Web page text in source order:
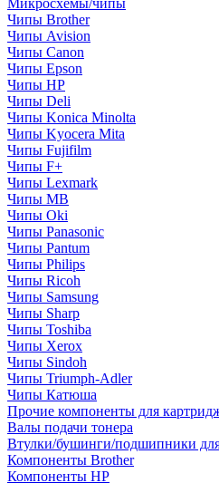
Микросхемы/чипы
Чипы Brother
Чипы Avision
Чипы Canon
Чипы Epson
Чипы HP
Чипы Deli
Чипы Konica Minolta
Чипы Kyocera Mita
Чипы Fujifilm
Чипы F+
Чипы Lexmark
Чипы MB
Чипы Oki
Чипы Panasonic
Чипы Pantum
Чипы Philips
Чипы Ricoh
Чипы Samsung
Чипы Sharp
Чипы Toshiba
Чипы Xerox
Чипы Sindoh
Чипы Triumph-Adler
Чипы Катюша
Прочие компоненты для
Валы подачи тонера
Втулки/бушинги/подшипники
Компоненты Brother
Компоненты HP